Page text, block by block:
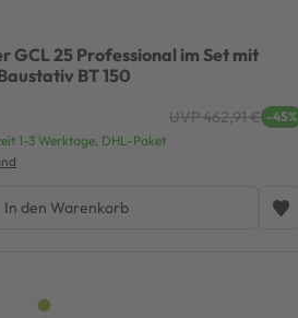
GCL 25 Professional im Set mit
BT 150
UVP 462,91 € -45%
1-3 Werktage, DHL-Paket
In den Warenkorb